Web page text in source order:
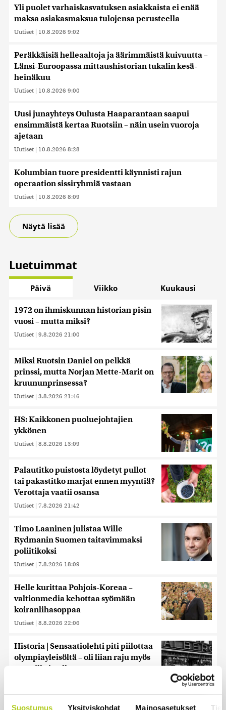
Suostumus Yksityiskohdat Mainosasetukset
Yli puolet varhaiskasvatuksen asiakkaista ei enää
maksa asiakasmaksua tulojensa perusteella
Uutiset | 10.8.2026 9:02
Peräkkäisiä helleaaltoja ja äärimmäistä kuivuutta –
Länsi-Euroopassa mittaushistorian tukalin kesä-
heinäkuu
Uutiset | 10.8.2026 9:00
Uusi junayhteys Oulusta Haaparantaan saapui
ensimmäistä kertaa Ruotsiin – näin usein vuoroja
ajetaan
Uutiset | 10.8.2026 8:28
Kolumbian tuore presidentti käynnisti rajun
operaation sissiryhmiä vastaan
Uutiset | 10.8.2026 8:09
Näytä lisää
Luetuimmat
Päivä Viikko Kuukausi
1972 on ihmiskunnan historian pisin
vuosi – mutta miksi?
Uutiset | 9.8.2026 21:00
Miksi Ruotsin Daniel on pelkkä
prinssi, mutta Norjan Mette-Marit on
kruununprinsessa?
Uutiset | 3.8.2026 21:46
HS: Kaikkonen puoluejohtajien
ykkönen
Uutiset | 8.8.2026 13:09
Palautitko puistosta löydetyt pullot
tai pakastitko marjat ennen myyntiä?
Verottaja vaatii osansa
Uutiset | 7.8.2026 21:42
Timo Laaninen julistaa Wille
Rydmanin Suomen taitavimmaksi
poliitikoksi
Uutiset | 7.8.2026 18:09
Helle kurittaa Pohjois-Koreaa –
valtionmedia kehottaa syömään
koiranlihasoppaa
Uutiset | 8.8.2026 22:06
Historia | Sensaatiolehti piti piilottaa
olympiayleisöltä – oli liian raju myös
natseille itselleen
Suomessa näkyy keskiviikkona